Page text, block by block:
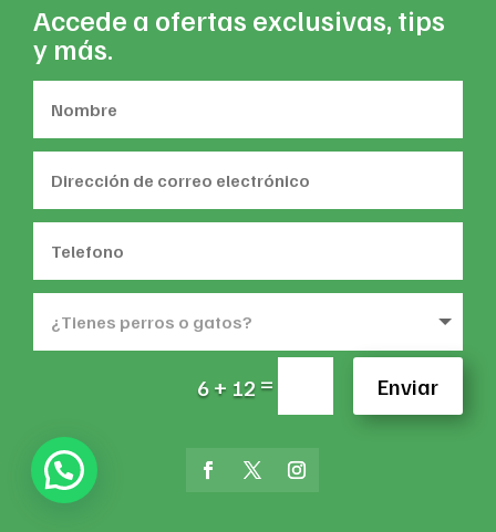
Accede a ofertas exclusivas, tips
y más.
6 + 12 = Enviar